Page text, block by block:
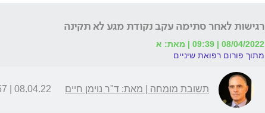
רגישות לאחר סתימה עקב נקודת מגע לא תקינה
08/04/2022 | 09:39 | מאת: א
מתוך פורום רפואת שיניים
תשובת מומחה | מאת: ד"ר נוימן חיים 08.04.22 | 11:57